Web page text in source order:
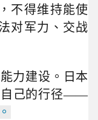
不得维持能使
对军力、交战
力建设。日本
自己的行径——
。